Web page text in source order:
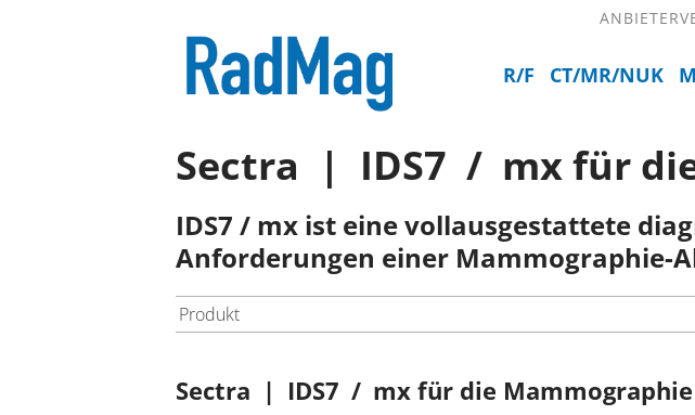
R/F CT/MR/NUK
Sectra | IDS7 / mx für
IDS7 / mx ist eine vollausgestattete
Anforderungen einer Mammographie-
Produkt
Sectra | IDS7 / mx für die Mammographie